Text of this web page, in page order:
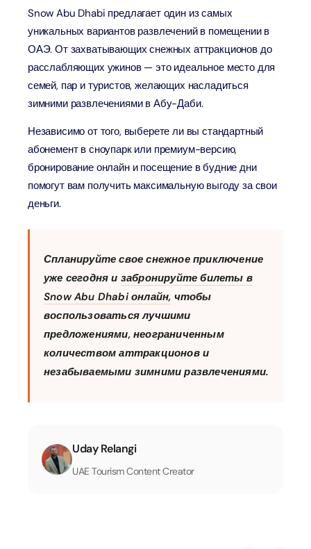
Snow Abu Dhabi предлагает один из самых
уникальных вариантов развлечений в помещении в
ОАЭ. От захватывающих снежных аттракционов до
расслабляющих ужинов — это идеальное место для
семей, пар и туристов, желающих насладиться
зимними развлечениями в Абу-Даби.
Независимо от того, выберете ли вы стандартный
абонемент в сноупарк или премиум-версию,
бронирование онлайн и посещение в будние дни
помогут вам получить максимальную выгоду за свои
деньги.
Спланируйте свое снежное приключение
уже сегодня и забронируйте билеты в
Snow Abu Dhabi онлайн, чтобы
воспользоваться лучшими
предложениями, неограниченным
количеством аттракционов и
незабываемыми зимними развлечениями.
Uday Relangi
UAE Tourism Content Creator